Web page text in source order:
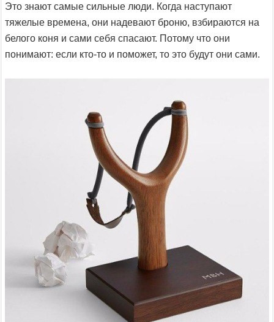
Это знают самые сильные люди. Когда наступают
тяжелые времена, они надевают броню, взбираются на
белого коня и сами себя спасают. Потому что они
понимают: если кто-то и поможет, то это будут они сами.